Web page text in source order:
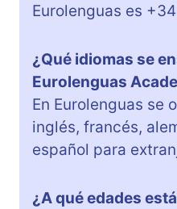
Eurolenguas es
¿Qué idiomas se
Eurolenguas
En Eurolenguas se
inglés, francés,
español para
¿A qué edades